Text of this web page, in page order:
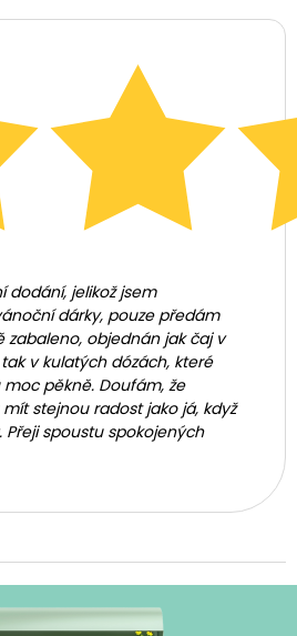
dodání, jelikož jsem
dárky, pouze předám
zabaleno, objednán jak čaj v
v kulatých dózách, které
pěkně. Doufám, že
stejnou radost jako já, když
Přeji spoustu spokojených